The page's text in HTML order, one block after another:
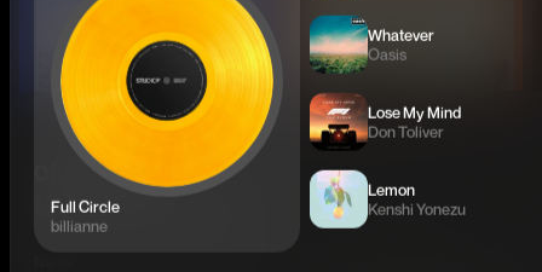
어떤 문제를
해결하고 싶으신가요?
Full Circle
billianne
Whatever
Oasis
Lose My Mind
Don Toliver
Lemon
Kenshi Yonezu
Forma studio
Webflow
GLINTIFY